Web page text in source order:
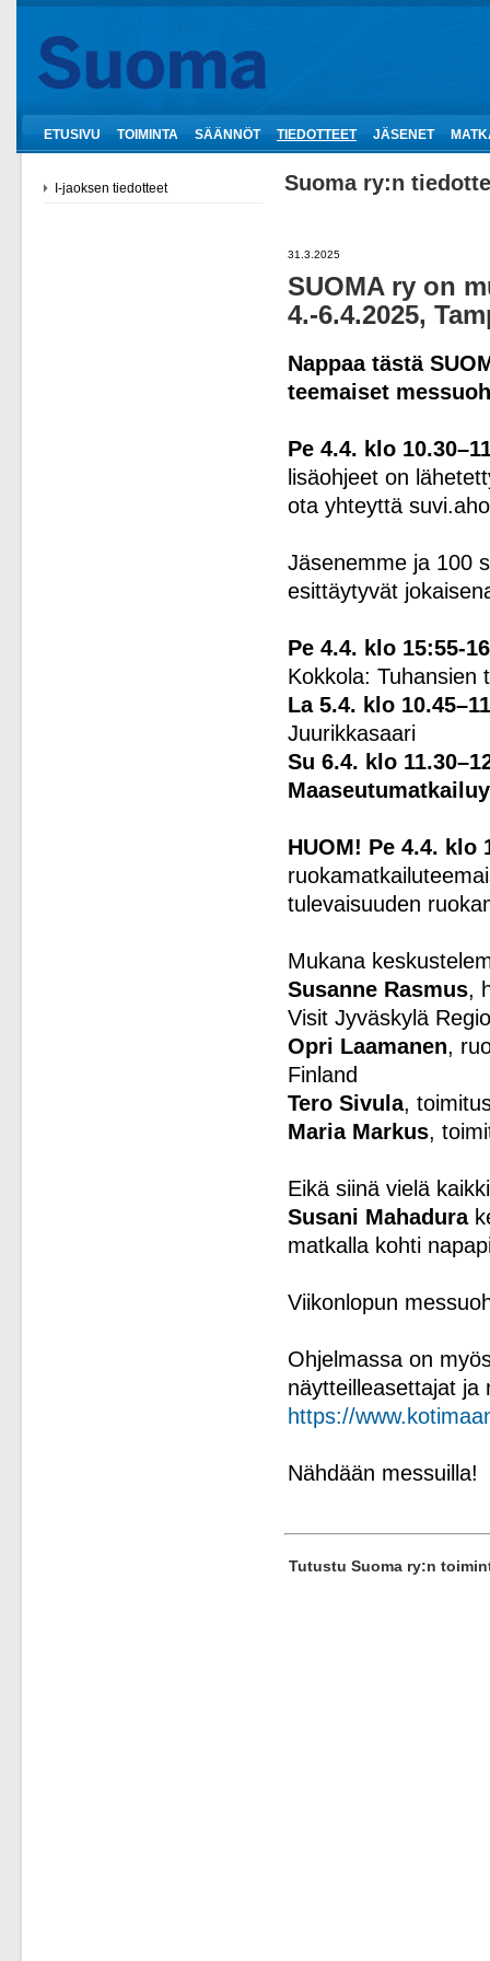
ETUSIVU TOIMINTA SÄÄNNÖT TIEDOTTEET JÄSENET
I-jaoksen tiedotteet Suoma ry:n
31.3.2025
SUOMA ry on
4.-6.4.2025,
Nappaa tästä
teemaiset
Pe 4.4. klo
lisäohjeet on
ota yhteyttä
Jäsenemme ja 100
esittäytyvät
Pe 4.4. klo 15:55-
Kokkola: Tuhansien
La 5.4. klo
Juurikkasaari
Su 6.4. klo
HUOM! Pe 4.4. klo
tulevaisuuden
Mukana
Susanne Rasmus,
Visit Jyväskylä
Opri Laamanen,
Finland
Tero Sivula,
Maria Markus,
Eikä siinä vielä
Susani Mahadura
matkalla kohti
Viikonlopun
Ohjelmassa on
näytteilleasettajat ja
https://
Nähdään messuilla!
Tutustu Suoma ry:n